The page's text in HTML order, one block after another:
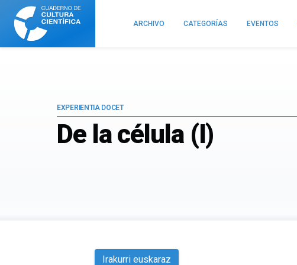
Cuaderno
Cultura
Científica
ARCHIVO CATEGORÍAS EVENTOS
De la célula (I)
EXPERIENTIA DOCET
Irakurri euskaraz